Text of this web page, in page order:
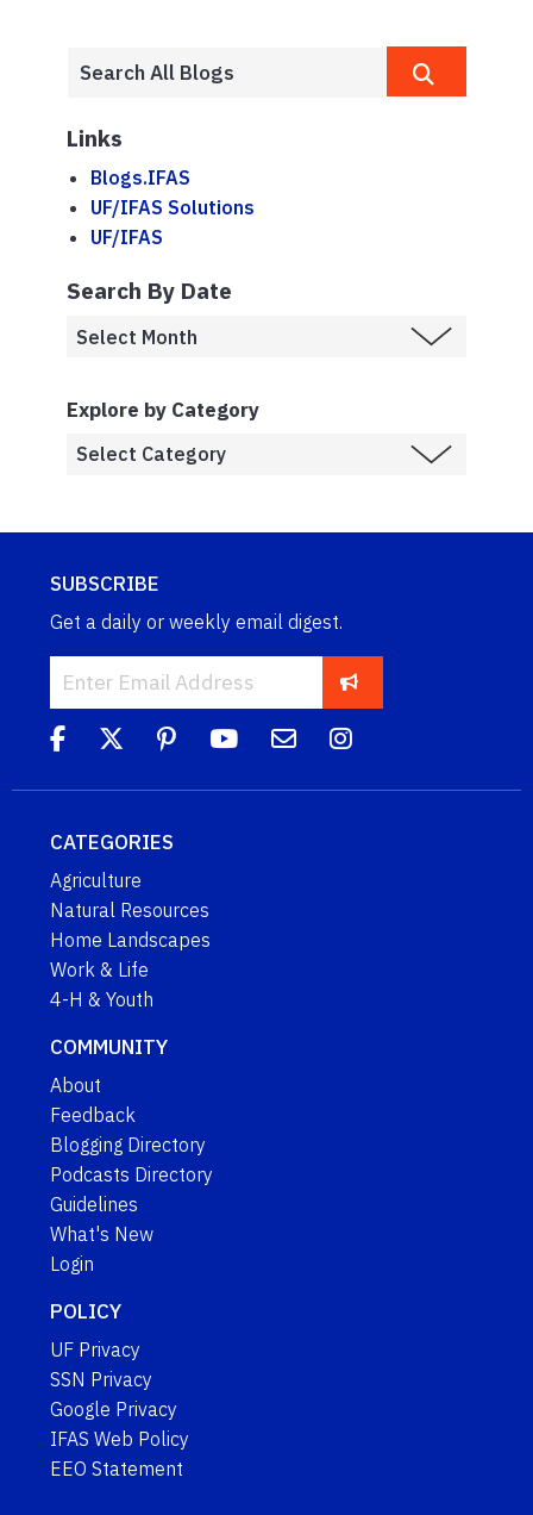
Links
Blogs.IFAS
UF/IFAS Solutions
UF/IFAS
Search By Date
Explore by Category
SUBSCRIBE
Get a daily or weekly email digest.
CATEGORIES
Agriculture
Natural Resources
Home Landscapes
Work & Life
4-H & Youth
COMMUNITY
About
Feedback
Blogging Directory
Podcasts Directory
Guidelines
What's New
Login
POLICY
UF Privacy
SSN Privacy
Google Privacy
IFAS Web Policy
EEO Statement